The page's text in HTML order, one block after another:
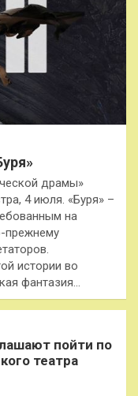
драмы»
4 июля. «Буря» –
на
прежнему
истории во
фантазия…
пойти по
театра